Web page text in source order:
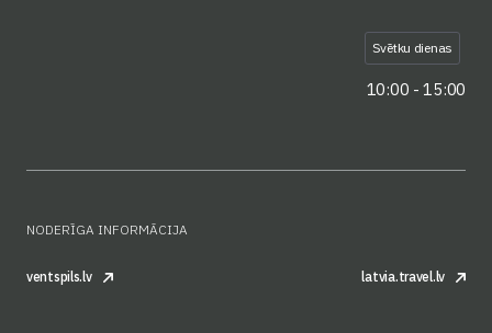
Svētku dienas
10:00 - 15:00
NODERĪGA INFORMĀCIJA
ventspils.lv latvia.travel.lv